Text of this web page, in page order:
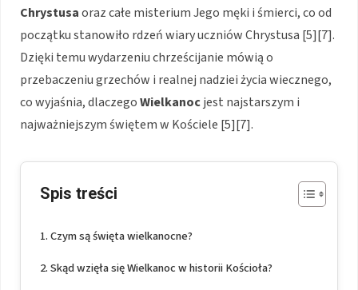
Chrystusaoraz całe misterium Jego męki i śmierci, co od
początku stanowiło rdzeń wiary uczniów Chrystusa [5][7].
Dzięki temu wydarzeniu chrześcijanie mówią o
przebaczeniu grzechów i realnej nadziei życia wiecznego,
co wyjaśnia, dlaczegoWielkanocjest najstarszym i
najważniejszym świętem w Kościele [5][7].
Spis treści
Czym są święta wielkanocne?
Skąd wzięła się Wielkanoc w historii Kościoła?